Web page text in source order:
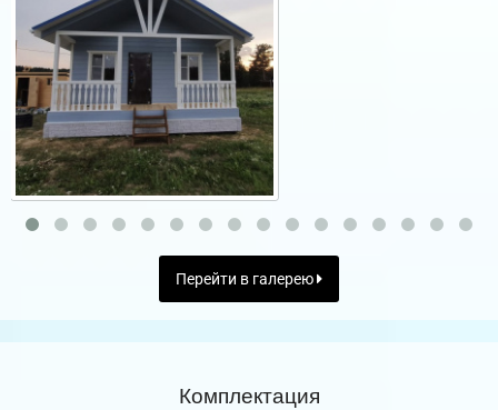
Перейти в галерею
Комплектация